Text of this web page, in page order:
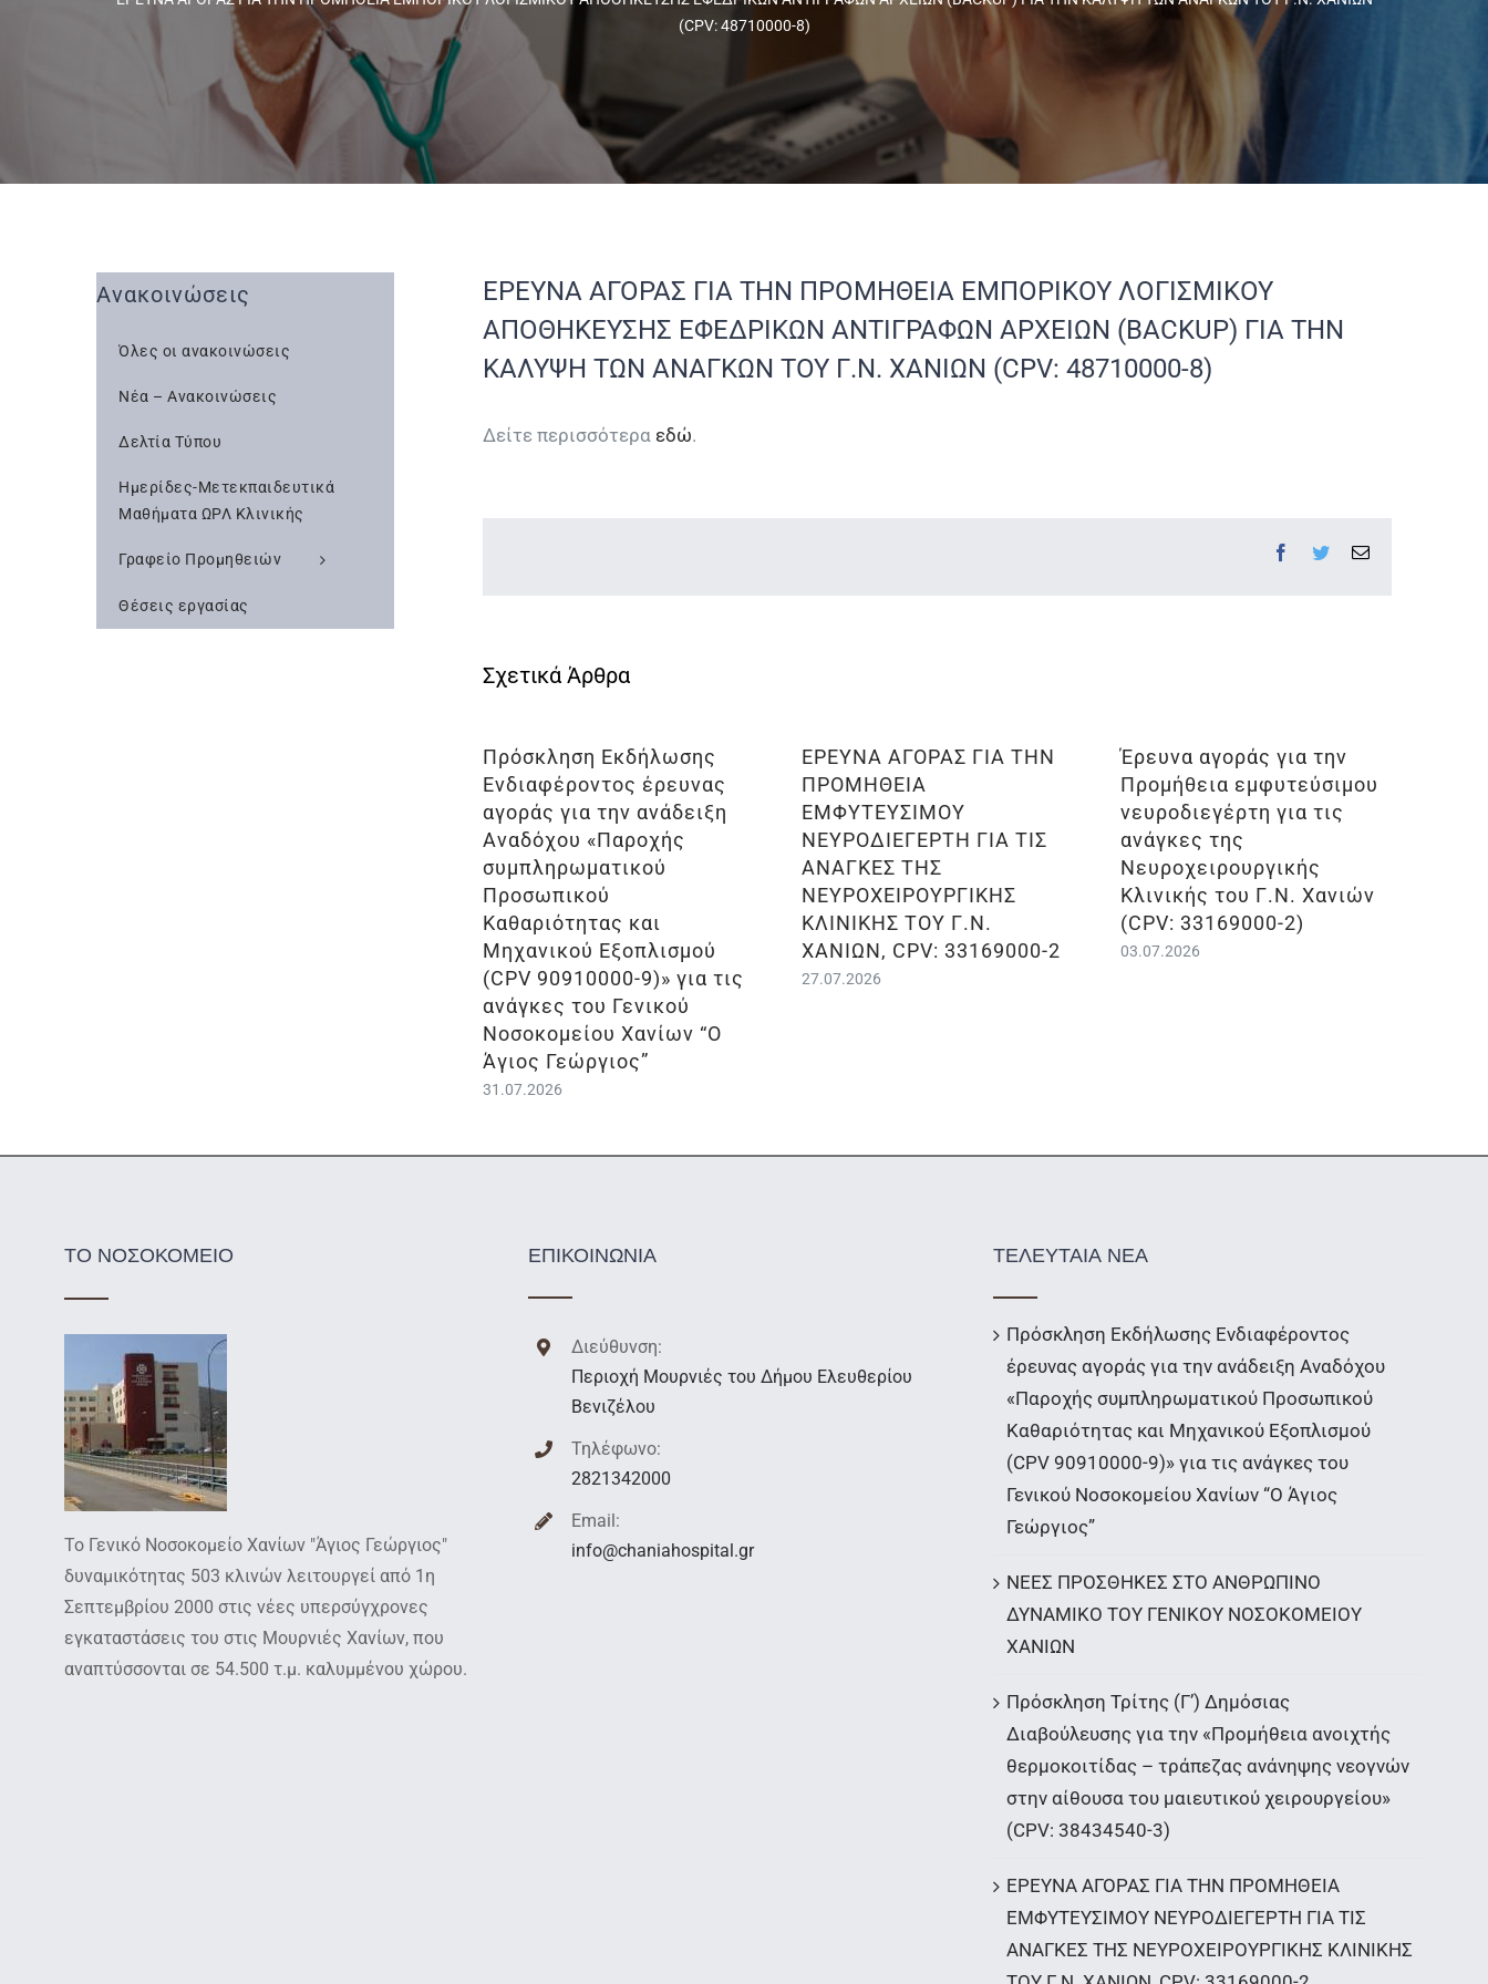
(CPV: 48710000-8)
ΕΡΕΥΝΑ ΑΓΟΡΑΣ ΓΙΑ ΤΗΝ ΠΡΟΜΗΘΕΙΑ ΕΜΠΟΡΙΚΟΥ ΛΟΓΙΣΜΙΚΟΥ
ΑΠΟΘΗΚΕΥΣΗΣ ΕΦΕΔΡΙΚΩΝ ΑΝΤΙΓΡΑΦΩΝ ΑΡΧΕΙΩΝ (BACKUP) ΓΙΑ ΤΗΝ
ΚΑΛΥΨΗ ΤΩΝ ΑΝΑΓΚΩΝ ΤΟΥ Γ.Ν. ΧΑΝΙΩΝ (CPV: 48710000-8)
Δείτε περισσότεραεδώ.
Facebook
TwitterEmail
Πρόσκληση Εκδήλωσης
Ενδιαφέροντος έρευνας
αγοράς για την ανάδειξη
Αναδόχου «Παροχής
συμπληρωματικού
Προσωπικού
Καθαριότητας και
Μηχανικού Εξοπλισμού
(CPV 90910000-9)» για τις
ανάγκες του Γενικού
Νοσοκομείου Χανίων “Ο
Άγιος Γεώργιος”
31.07.2026
ΕΡΕΥΝΑ ΑΓΟΡΑΣ ΓΙΑ ΤΗΝ
ΠΡΟΜΗΘΕΙΑ
ΕΜΦΥΤΕΥΣΙΜΟΥ
ΝΕΥΡΟΔΙΕΓΕΡΤΗ ΓΙΑ ΤΙΣ
ΑΝΑΓΚΕΣ ΤΗΣ
ΝΕΥΡΟΧΕΙΡΟΥΡΓΙΚΗΣ
ΚΛΙΝΙΚΗΣ ΤΟΥ Γ.Ν.
ΧΑΝΙΩΝ, CPV: 33169000-2
27.07.2026
Έρευνα αγοράς για την
Προμήθεια εμφυτεύσιμου
νευροδιεγέρτη για τις
ανάγκες της
Νευροχειρουργικής
Κλινικής του Γ.Ν. Χανιών
(CPV: 33169000-2)
03.07.2026
Ανακοινώσεις
Όλες οι ανακοινώσεις
Νέα – Ανακοινώσεις
Δελτία Τύπου
Ημερίδες-Μετεκπαιδευτικά
Μαθήματα ΩΡΛ Κλινικής
Γραφείο Προμηθειών
Θέσεις εργασίας
ΤΟ ΝΟΣΟΚΟΜΕΙΟ
Το Γενικό Νοσοκομείο Χανίων "Άγιος Γεώργιος"
δυναμικότητας 503 κλινών λειτουργεί από 1η
Σεπτεμβρίου 2000 στις νέες υπερσύγχρονες
εγκαταστάσεις του στις Μουρνιές Χανίων, που
αναπτύσσονται σε 54.500 τ.μ. καλυμμένου χώρου.
ΕΠΙΚΟΙΝΩΝΙΑ
Διεύθυνση:
Περιοχή Μουρνιές του Δήμου Ελευθερίου
Βενιζέλου
Τηλέφωνο:
2821342000
Email:
info@chaniahospital.gr
ΤΕΛΕΥΤΑΙΑ ΝΕΑ
Πρόσκληση Εκδήλωσης Ενδιαφέροντος
έρευνας αγοράς για την ανάδειξη Αναδόχου
«Παροχής συμπληρωματικού Προσωπικού
Καθαριότητας και Μηχανικού Εξοπλισμού
(CPV 90910000-9)» για τις ανάγκες του
Γενικού Νοσοκομείου Χανίων “Ο Άγιος
Γεώργιος”
ΝΕΕΣ ΠΡΟΣΘΗΚΕΣ ΣΤΟ ΑΝΘΡΩΠΙΝΟ
ΔΥΝΑΜΙΚΟ ΤΟΥ ΓΕΝΙΚΟΥ ΝΟΣΟΚΟΜΕΙΟΥ
ΧΑΝΙΩΝ
Πρόσκληση Τρίτης (Γ’) Δημόσιας
Διαβούλευσης για την «Προμήθεια ανοιχτής
θερμοκοιτίδας – τράπεζας ανάνηψης νεογνών
στην αίθουσα του μαιευτικού χειρουργείου»
(CPV: 38434540-3)
ΕΡΕΥΝΑ ΑΓΟΡΑΣ ΓΙΑ ΤΗΝ ΠΡΟΜΗΘΕΙΑ
ΕΜΦΥΤΕΥΣΙΜΟΥ ΝΕΥΡΟΔΙΕΓΕΡΤΗ ΓΙΑ ΤΙΣ
ΑΝΑΓΚΕΣ ΤΗΣ ΝΕΥΡΟΧΕΙΡΟΥΡΓΙΚΗΣ ΚΛΙΝΙΚΗΣ